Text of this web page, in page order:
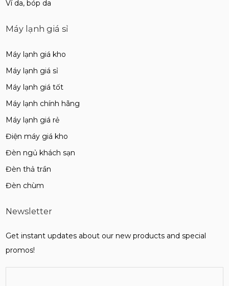
Ví da, bóp da
Máy lạnh giá sỉ
Máy lạnh giá kho
Máy lạnh giá sỉ
Máy lạnh giá tốt
Máy lạnh chính hãng
Máy lạnh giá rẻ
Điện máy giá kho
Đèn ngủ khách sạn
Đèn thả trần
Đèn chùm
Newsletter
Get instant updates about our new products and special
promos!